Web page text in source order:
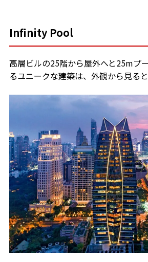
Infinity Pool
高層ビルの25階から屋外へと25mプ
るユニークな建築は、外観から見る